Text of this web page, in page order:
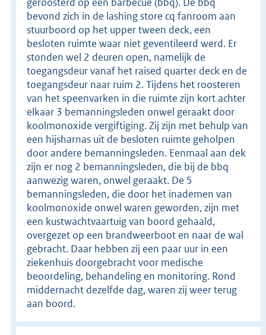
bevond zich in de lashing store cq fanroom aan
stuurboord op het upper tween deck, een
besloten ruimte waar niet geventileerd werd. Er
stonden wel 2 deuren open, namelijk de
toegangsdeur vanaf het raised quarter deck en de
toegangsdeur naar ruim 2. Tijdens het roosteren
van het speenvarken in die ruimte zijn kort achter
elkaar 3 bemanningsleden onwel geraakt door
koolmonoxide vergiftiging. Zij zijn met behulp van
een hijsharnas uit de besloten ruimte geholpen
door andere bemanningsleden. Eenmaal aan dek
zijn er nog 2 bemanningsleden, die bij de bbq
aanwezig waren, onwel geraakt. De 5
bemanningsleden, die door het inademen van
koolmonoxide onwel waren geworden, zijn met
een kustwachtvaartuig van boord gehaald,
overgezet op een brandweerboot en naar de wal
gebracht. Daar hebben zij een paar uur in een
ziekenhuis doorgebracht voor medische
beoordeling, behandeling en monitoring. Rond
middernacht dezelfde dag, waren zij weer terug
aan boord.